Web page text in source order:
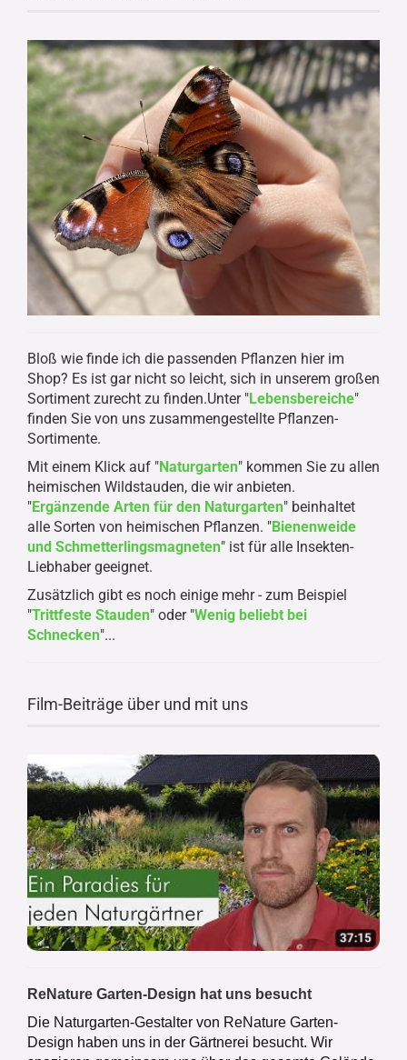
Bloß wie finde ich die passenden Pflanzen hier im
Shop? Es ist gar nicht so leicht, sich in unserem großen
Sortiment zurecht zu finden.Unter "Lebensbereiche"
finden Sie von uns zusammengestellte Pflanzen-
Sortimente.
Mit einem Klick auf "Naturgarten" kommen Sie zu allen
heimischen Wildstauden, die wir anbieten.
"Ergänzende Arten für den Naturgarten" beinhaltet
alle Sorten von heimischen Pflanzen. "Bienenweide
und Schmetterlingsmagneten" ist für alle Insekten-
Liebhaber geeignet.
Zusätzlich gibt es noch einige mehr - zum Beispiel
"Trittfeste Stauden" oder "Wenig beliebt bei
Schnecken"...
Film-Beiträge über und mit uns
ReNature Garten-Design hat uns besucht
Die Naturgarten-Gestalter von ReNature Garten-
Design haben uns in der Gärtnerei besucht. Wir